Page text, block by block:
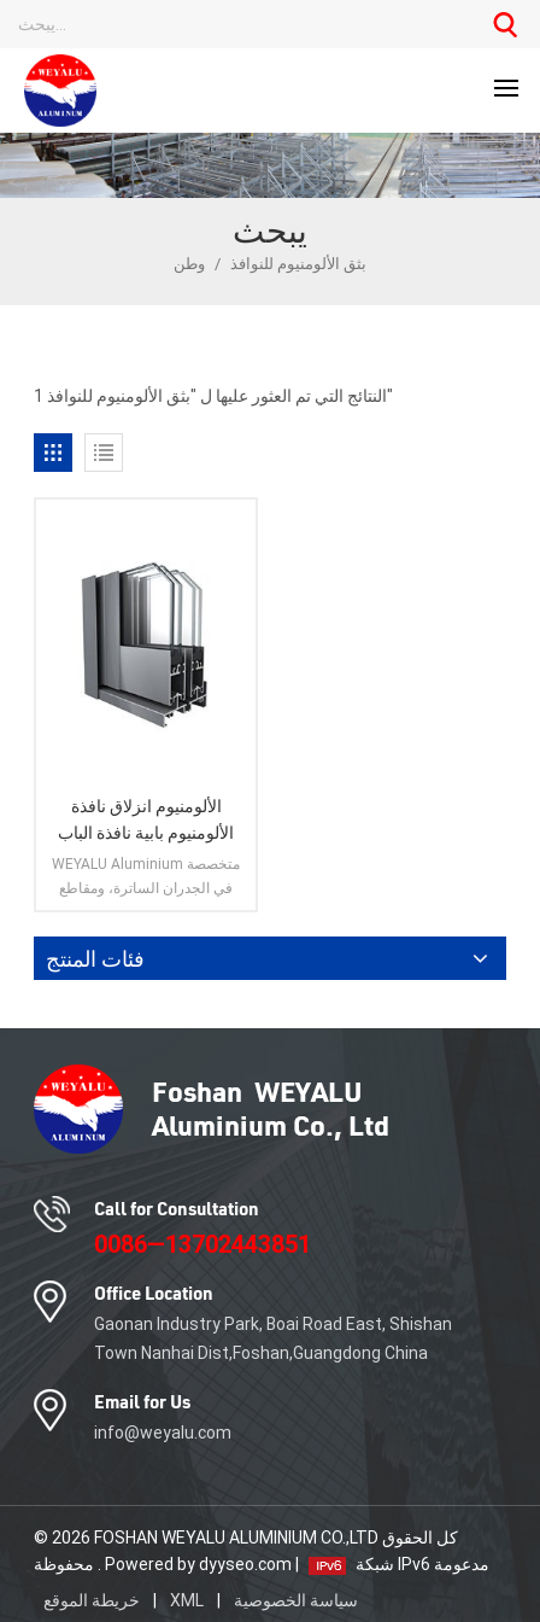
يبحث
وطن / بثق الألومنيوم للنوافذ
1 النتائج التي تم العثور عليها ل "بثق الألومنيوم للنوافذ"
الألومنيوم انزلاق نافذة
الألومنيوم بابية نافذة الباب
الألومنيوم حسب الطلب
الشخصي
WEYALU Aluminium متخصصة
في الجدران الساترة، ومقاطع
ومقاطع الألمنيوم العامة، وأبواب
الألمنيوم، ونوافذ الألمنيوم، وتقليم
بلاط الألمنيوم.
فئات المنتج
Call for Consultation
0086—13702443851
Office Location
Gaonan Industry Park, Boai Road East, Shishan
Town Nanhai Dist,Foshan,Guangdong China
Email for Us
info@weyalu.com
© 2026 FOSHAN WEYALU ALUMINIUM CO.,LTD كل الحقوق
محفوظة . Powered by dyyseo.com |
شبكة IPv6 مدعومة
XML سياسة الخصوصية